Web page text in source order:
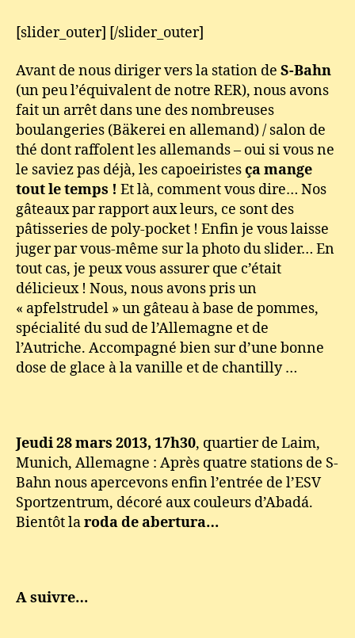
[slider_outer] [/slider_outer]
Avant de nous diriger vers la station de S-Bahn
(un peu l’équivalent de notre RER), nous avons
fait un arrêt dans une des nombreuses
boulangeries (Bäkerei en allemand) / salon de
thé dont raffolent les allemands – oui si vous ne
le saviez pas déjà, les capoeiristesça mange
tout le temps ! Et là, comment vous dire… Nos
gâteaux par rapport aux leurs, ce sont des
pâtisseries de poly-pocket ! Enfin je vous laisse
juger par vous-même sur la photo du slider… En
tout cas, je peux vous assurer que c’était
délicieux ! Nous, nous avons pris un
« apfelstrudel » un gâteau à base de pommes,
spécialité du sud de l’Allemagne et de
l’Autriche. Accompagné bien sur d’une bonne
dose de glace à la vanille et de chantilly …
Jeudi 28 mars 2013, 17h30, quartier de Laim,
Munich, Allemagne : Après quatre stations de S-
Bahn nous apercevons enfin l’entrée de l’ESV
Sportzentrum, décoré aux couleurs d’Abadá.
Bientôt laroda de abertura…
A suivre…